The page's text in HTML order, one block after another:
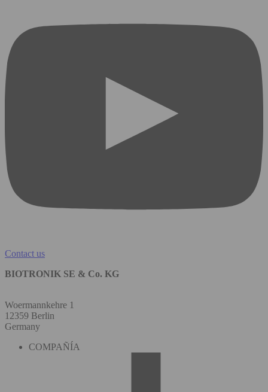
Contact us
BIOTRONIK SE & Co. KG
Woermannkehre 1
12359 Berlin
Germany
COMPAÑÍA